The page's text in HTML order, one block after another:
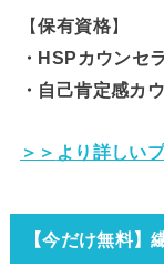
【保有資格】
・HSPカウンセ
・自己肯定感カ
＞＞ より詳しい
【今だけ無料】